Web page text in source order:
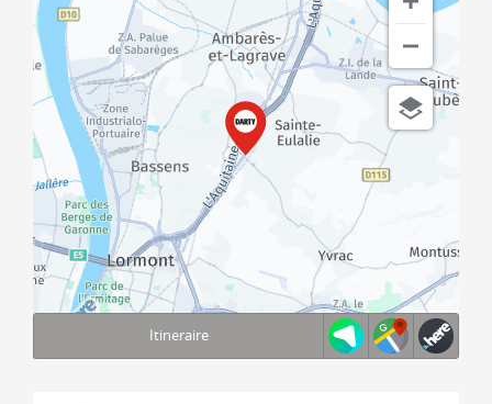
© 1987–2026 HERE, IGN
Itineraire